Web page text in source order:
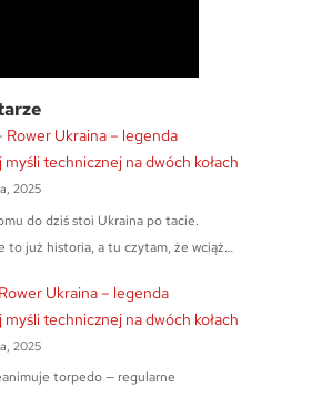
Rower Ukraina – legenda
myśli technicznej na dwóch kołach
2025
do dziś stoi Ukraina po tacie.
to już historia, a tu czytam, że wciąż…
Rower Ukraina – legenda
myśli technicznej na dwóch kołach
2025
torpedo — regularne